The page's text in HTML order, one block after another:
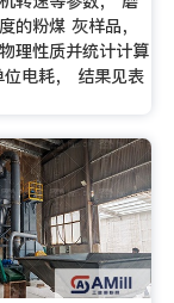
的粉煤 灰样品，
理性质并统计计算
位电耗， 结果见表